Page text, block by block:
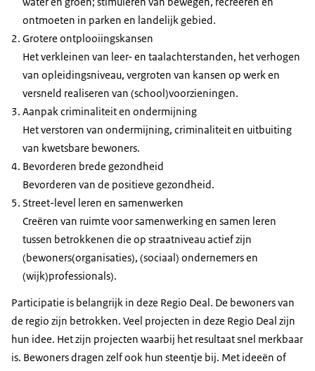
ontmoeten in parken en landelijk gebied.
Grotere ontplooiingskansen
Het verkleinen van leer- en taalachterstanden, het verhogen
van opleidingsniveau, vergroten van kansen op werk en
versneld realiseren van (school)voorzieningen.
Aanpak criminaliteit en ondermijning
Het verstoren van ondermijning, criminaliteit en uitbuiting
van kwetsbare bewoners.
Bevorderen brede gezondheid
Bevorderen van de positieve gezondheid.
Street-level leren en samenwerken
Creëren van ruimte voor samenwerking en samen leren
tussen betrokkenen die op straatniveau actief zijn
(bewoners(organisaties), (sociaal) ondernemers en
(wijk)professionals).
Participatie is belangrijk in deze Regio Deal. De bewoners van
de regio zijn betrokken. Veel projecten in deze Regio Deal zijn
hun idee. Het zijn projecten waarbij het resultaat snel merkbaar
is. Bewoners dragen zelf ook hun steentje bij. Met ideeën of